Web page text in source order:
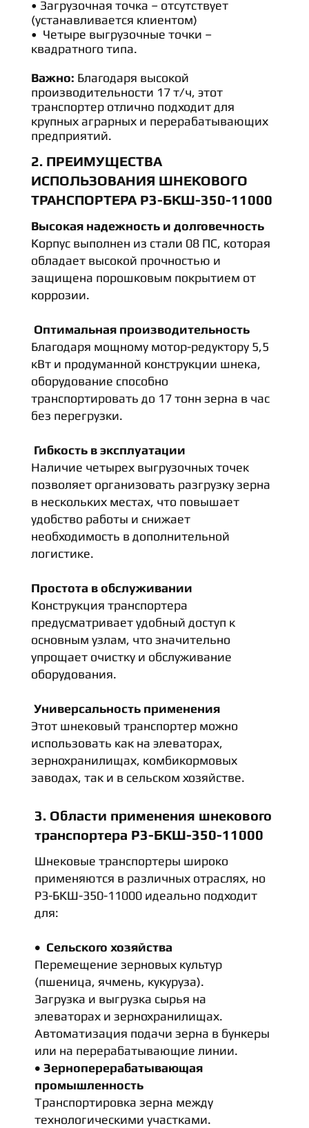
Загрузочная точка – отсутствует
(устанавливается клиентом)
Четыре выгрузочные точки –
квадратного типа.
Важно: Благодаря высокой
производительности 17 т/ч, этот
транспортер отлично подходит для
крупных аграрных и перерабатывающих
предприятий.
2. ПРЕИМУЩЕСТВА
ИСПОЛЬЗОВАНИЯ ШНЕКОВОГО
ТРАНСПОРТЕРА Р3-БКШ-350-11000
Высокая надежность и долговечность
Корпус выполнен из стали 08 ПС, которая
обладает высокой прочностью и
защищена порошковым покрытием от
коррозии.
Оптимальная производительность
Благодаря мощному мотор-редуктору 5,5
кВт и продуманной конструкции шнека,
оборудование способно
транспортировать до 17 тонн зерна в час
без перегрузки.
Гибкость в эксплуатации
Наличие четырех выгрузочных точек
позволяет организовать разгрузку зерна
в нескольких местах, что повышает
удобство работы и снижает
необходимость в дополнительной
логистике.
Простота в обслуживании
Конструкция транспортера
предусматривает удобный доступ к
основным узлам, что значительно
упрощает очистку и обслуживание
оборудования.
Универсальность применения
Этот шнековый транспортер можно
использовать как на элеваторах,
зернохранилищах, комбикормовых
заводах, так и в сельском хозяйстве.
3. Области применения шнекового
транспортера Р3-БКШ-350-11000
Шнековые транспортеры широко
применяются в различных отраслях, но
Р3-БКШ-350-11000 идеально подходит
для:
Сельского хозяйства
Перемещение зерновых культур
(пшеница, ячмень, кукуруза).
Загрузка и выгрузка сырья на
элеваторах и зернохранилищах.
Автоматизация подачи зерна в бункеры
или на перерабатывающие линии.
Зерноперерабатывающая
промышленность
Транспортировка зерна между
технологическими участками.